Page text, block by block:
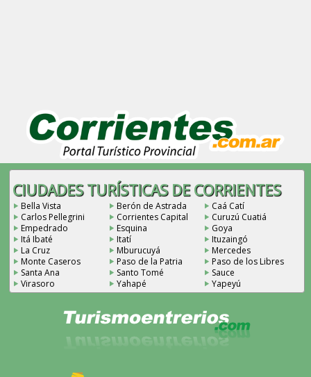
CIUDADES TURÍSTICAS DE CORRIENTES
Bella Vista Berón de Astrada
Caá Catí
Carlos Pellegrini
Corrientes Capital
Curuzú Cuatiá
Empedrado
Esquina
Goya
Itá Ibaté
Itatí
Ituzaingó
La Cruz
Mburucuyá
Mercedes
Monte Caseros
Paso de la Patria
Paso de los Libres
Santa Ana
Santo Tomé
Sauce
Virasoro
Yahapé Yapeyú